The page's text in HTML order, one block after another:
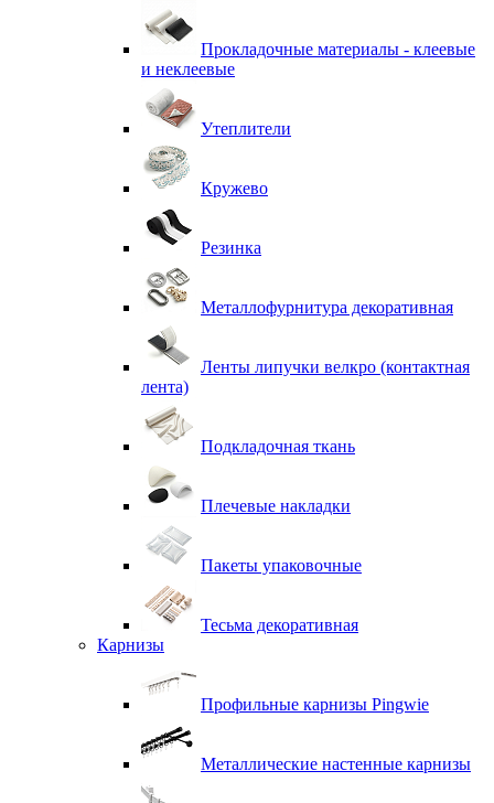
Прокладочные материалы - клеевые
и неклеевые
Утеплители
Кружево
Резинка
Металлофурнитура декоративная
Ленты липучки велкро (контактная
лента)
Подкладочная ткань
Плечевые накладки
Пакеты упаковочные
Тесьма декоративная
Карнизы
Профильные карнизы Pingwie
Металлические настенные карнизы